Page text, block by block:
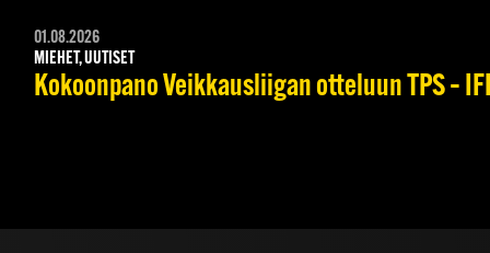
01.08.2026
MIEHET, UUTISET
Kokoonpano Veikkausliigan otteluun TPS –